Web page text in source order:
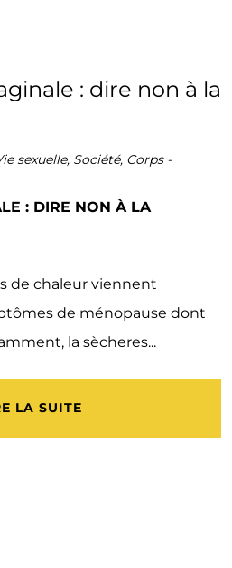
sexuelle, Société, Corps-
: DIRE NON À LA
de chaleur viennent
de ménopause dont
la sècheres...
LA SUITE